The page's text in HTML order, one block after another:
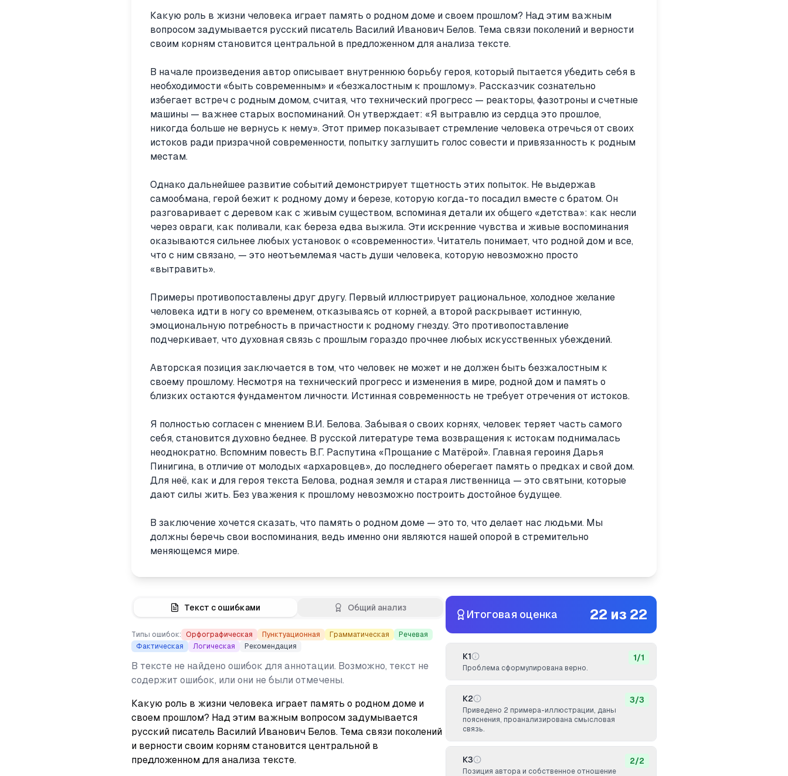
Какую роль в жизни человека играет память о родном доме и своем прошлом? Над этим важным
вопросом задумывается русский писатель Василий Иванович Белов. Тема связи поколений и верности
своим корням становится центральной в предложенном для анализа тексте.
В начале произведения автор описывает внутреннюю борьбу героя, который пытается убедить себя в
необходимости «быть современным» и «безжалостным к прошлому». Рассказчик сознательно
избегает встреч с родным домом, считая, что технический прогресс — реакторы, фазотроны и счетные
машины — важнее старых воспоминаний. Он утверждает: «Я вытравлю из сердца это прошлое,
никогда больше не вернусь к нему». Этот пример показывает стремление человека отречься от своих
истоков ради призрачной современности, попытку заглушить голос совести и привязанность к родным
местам.
Однако дальнейшее развитие событий демонстрирует тщетность этих попыток. Не выдержав
самообмана, герой бежит к родному дому и березе, которую когда-то посадил вместе с братом. Он
разговаривает с деревом как с живым существом, вспоминая детали их общего «детства»: как несли
через овраги, как поливали, как береза едва выжила. Эти искренние чувства и живые воспоминания
оказываются сильнее любых установок о «современности». Читатель понимает, что родной дом и все,
что с ним связано, — это неотъемлемая часть души человека, которую невозможно просто
«вытравить».
Примеры противопоставлены друг другу. Первый иллюстрирует рациональное, холодное желание
человека идти в ногу со временем, отказываясь от корней, а второй раскрывает истинную,
эмоциональную потребность в причастности к родному гнезду. Это противопоставление
подчеркивает, что духовная связь с прошлым гораздо прочнее любых искусственных убеждений.
Авторская позиция заключается в том, что человек не может и не должен быть безжалостным к
своему прошлому. Несмотря на технический прогресс и изменения в мире, родной дом и память о
близких остаются фундаментом личности. Истинная современность не требует отречения от истоков.
Я полностью согласен с мнением В.И. Белова. Забывая о своих корнях, человек теряет часть самого
себя, становится духовно беднее. В русской литературе тема возвращения к истокам поднималась
неоднократно. Вспомним повесть В.Г. Распутина «Прощание с Матёрой». Главная героиня Дарья
Пинигина, в отличие от молодых «архаровцев», до последнего оберегает память о предках и свой дом.
Для неё, как и для героя текста Белова, родная земля и старая лиственница — это святыни, которые
дают силы жить. Без уважения к прошлому невозможно построить достойное будущее.
В заключение хочется сказать, что память о родном доме — это то, что делает нас людьми. Мы
должны беречь свои воспоминания, ведь именно они являются нашей опорой в стремительно
меняющемся мире.
Текст с ошибками Общий анализ
Типы ошибок: Орфографическая Пунктуационная Грамматическая
Речевая
Фактическая
Логическая Рекомендация
В тексте не найдено ошибок для аннотации. Возможно, текст не
содержит ошибок, или они не были отмечены.
Какую роль в жизни человека играет память о родном доме и
своем прошлом? Над этим важным вопросом задумывается
русский писатель Василий Иванович Белов. Тема связи поколений
и верности своим корням становится центральной в
предложенном для анализа тексте.
Итоговая оценка 22 из 22
К1
Проблема сформулирована верно.
1/1
К2
Приведено 2 примера-иллюстрации, даны
пояснения, проанализирована смысловая
связь.
3/3
К3
Позиция автора и собственное отношение
2/2